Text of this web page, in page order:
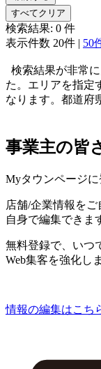
すべてクリア
検索結果: 0 件
表示件数 20件 | 50
検索結果が非常
た。エリアを指定
なります。都道府
事業主の皆
Myタウンページに
店舗/企業情報を
自身で編集できま
無料登録で、いつ
Web集客を強化し
情報の編集はこち